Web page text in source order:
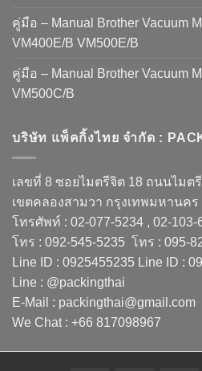
คู่มือ – Manual Brother Vacuum
VM400E/B VM500E/B
คู่มือ – Manual Brother Vacuum
VM500C/B
บริษัท แพ็คกิ้งไทย จำกัด :
เลขที่ 8 ซอยไมตรีจิต 18 ถนนไมต
เขตคลองสามวา กรุงเทพมหานคร
โทรศัพท์ : 02-077-5234 , 02-103-
โทร : 092-545-5235 โทร : 095-
Line ID : 0925455235 Line ID :
Line : @packingthai
E-Mail : packingthai@gmail.com
We Chat : +66 817098967